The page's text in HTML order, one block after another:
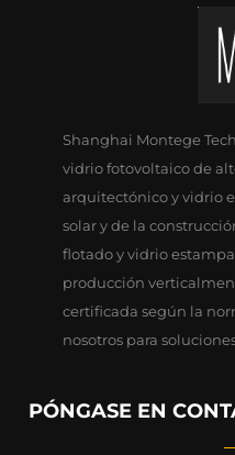
Shanghai Montege
vidrio fotovoltaico de
arquitectónico y vidrio
solar y de la
flotado y vidrio
producción
certificada según la
nosotros para
PÓNGASE EN